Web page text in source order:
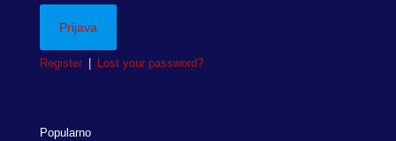
Register Lost your password?
Popularno